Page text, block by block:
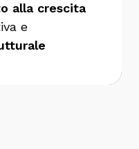
alla crescita
e